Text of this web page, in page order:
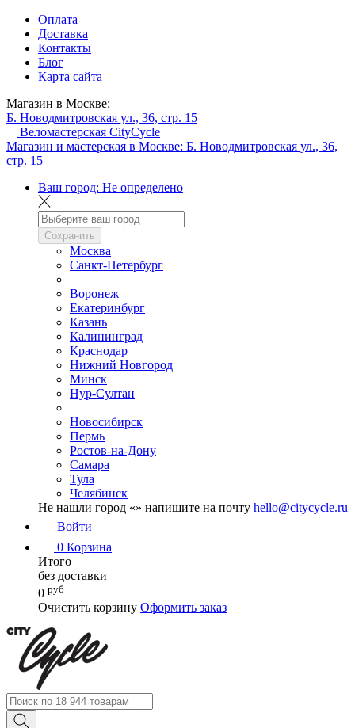
Оплата
Доставка
Контакты
Блог
Карта сайта
Магазин в Москве:
Б. Новодмитровская ул., 36, стр. 15
Веломастерская CityCycle
Магазин и мастерская в Москве: Б. Новодмитровская ул., 36,
стр. 15
Ваш город: Не определено
Сохранить
Москва
Санкт-Петербург
Воронеж
Екатеринбург
Казань
Калининград
Краснодар
Нижний Новгород
Минск
Нур-Султан
Новосибирск
Пермь
Ростов-на-Дону
Самара
Тула
Челябинск
Не нашли город «» напишите на почту hello@citycycle.ru
Войти
0 Корзина
Итого
без доставки
0 руб
Очистить корзину Оформить заказ